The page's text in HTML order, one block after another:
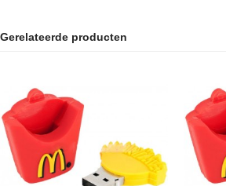
Gerelateerde producten